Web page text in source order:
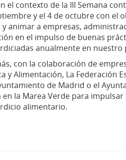
el contexto de la III Semana
y el 4 de octubre con el
animar a empresas,
en el impulso de buenas
anualmente en nuestro
con la colaboración de
y Alimentación, La Federación
de Madrid o el
la Marea Verde para
alimentario.